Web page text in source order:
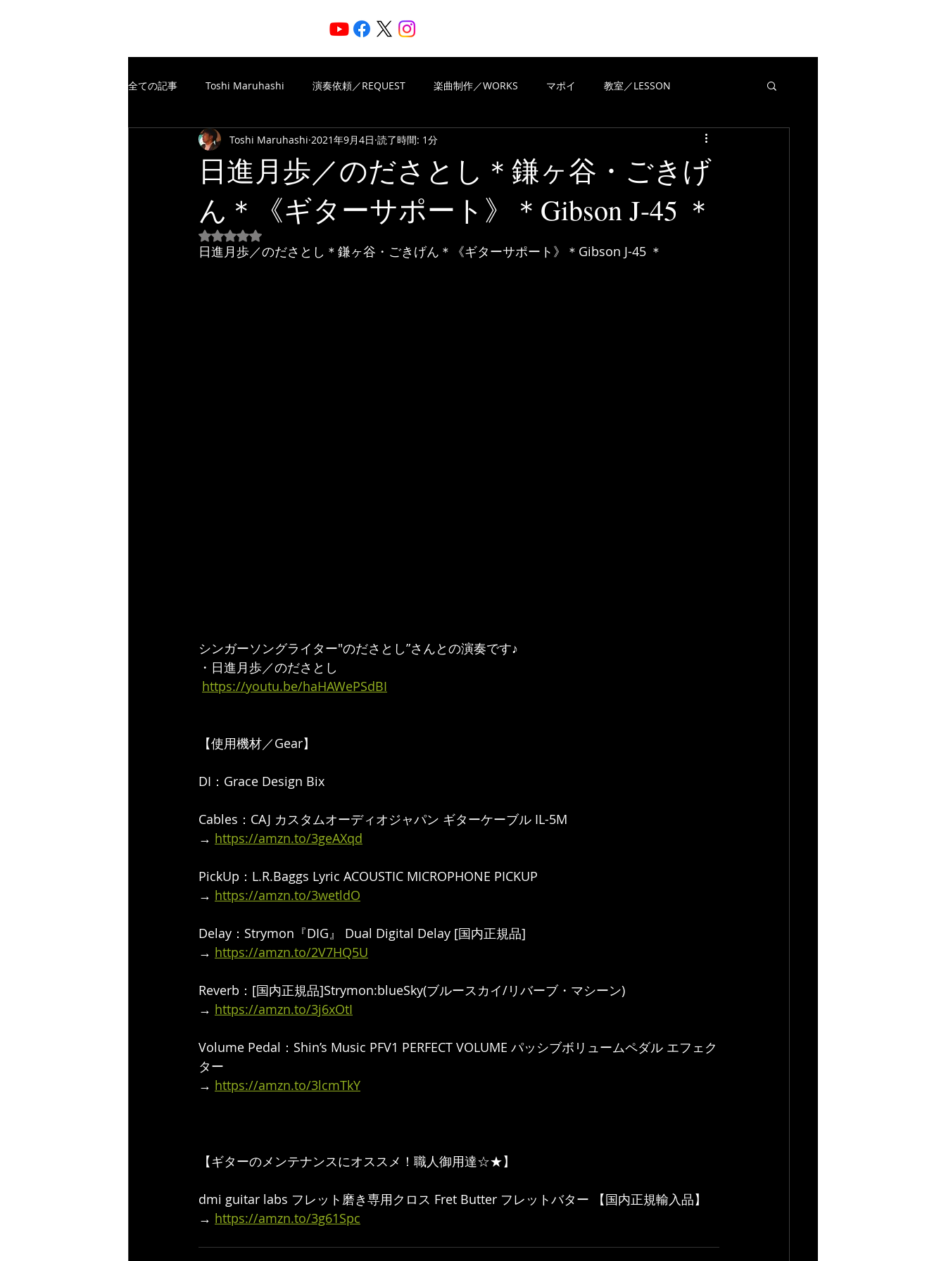
全ての記事 Toshi Maruhashi 演奏依頼／REQUEST 楽曲制作／WORKS マポイ 教室／LESSON
楽譜制作／SCORE TheFreeSpiritsMusic 楽曲制作／WORKS
楽譜制作／SCORE YouTube VIEWS OF REVIEWS Piascore
日進月歩／のださとし＊鎌ヶ谷・ごきげ
ん＊《ギターサポート》＊Gibson J-45 ＊
Toshi Maruhashi 2021年9月4日 読了時間: 1分
5つ星のうちNaNと評価されています。
日進月歩／のださとし＊鎌ヶ谷・ごきげん＊《ギターサポート》＊Gibson J-45 ＊
シンガーソングライター"のださとし”さんとの演奏です♪
・日進月歩／のださとし
https://youtu.be/haHAWePSdBI
【使用機材／Gear】
DI：Grace Design Bix
Cables：CAJ カスタムオーディオジャパン ギターケーブル IL-5M
→ https://amzn.to/3geAXqd
PickUp：L.R.Baggs Lyric ACOUSTIC MICROPHONE PICKUP
→ https://amzn.to/3wetldO
Delay：Strymon『DIG』 Dual Digital Delay [国内正規品]
→ https://amzn.to/2V7HQ5U
Reverb：[国内正規品]Strymon:blueSky(ブルースカイ/リバーブ・マシーン)
→ https://amzn.to/3j6xOtI
Volume Pedal：Shin’s Music PFV1 PERFECT VOLUME パッシブボリュームペダル エフェク
ター
→ https://amzn.to/3lcmTkY
【ギターのメンテナンスにオススメ！職人御用達☆★】
dmi guitar labs フレット磨き専用クロス Fret Butter フレットバター 【国内正規輸入品】
→ https://amzn.to/3g61Spc